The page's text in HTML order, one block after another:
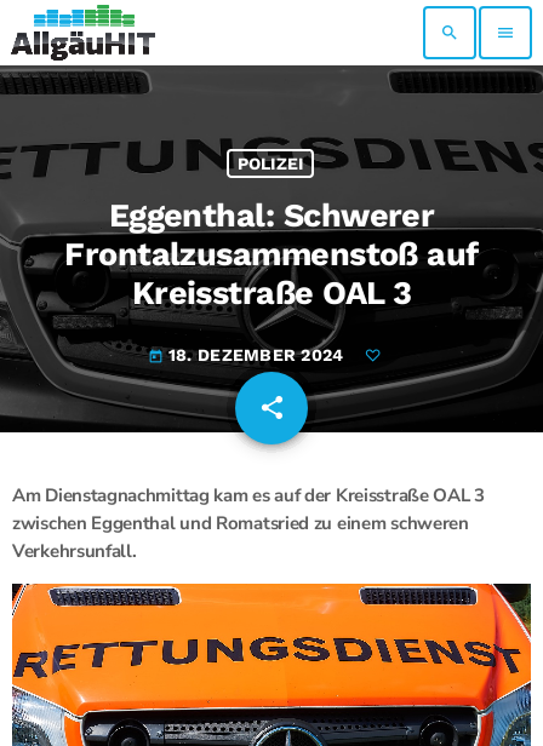
search menu
POLIZEI
Eggenthal: Schwerer
Frontalzusammenstoß auf
Kreisstraße OAL 3
today 18. DEZEMBER 2024
share
email
Am Dienstagnachmittag kam es auf der Kreisstraße OAL 3
zwischen Eggenthal und Romatsried zu einem schweren
Verkehrsunfall.